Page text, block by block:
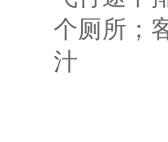
个厕所；
汁